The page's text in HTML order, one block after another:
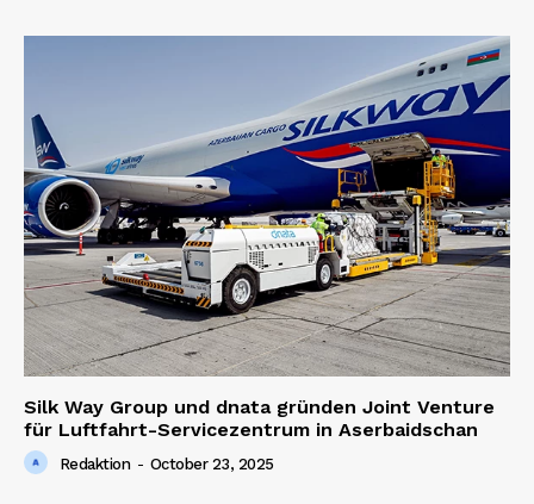
Silk Way Group und dnata gründen Joint Venture
für Luftfahrt-Servicezentrum in Aserbaidschan
Redaktion - October 23, 2025